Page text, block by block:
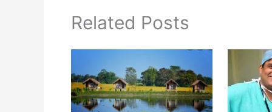
Related Posts